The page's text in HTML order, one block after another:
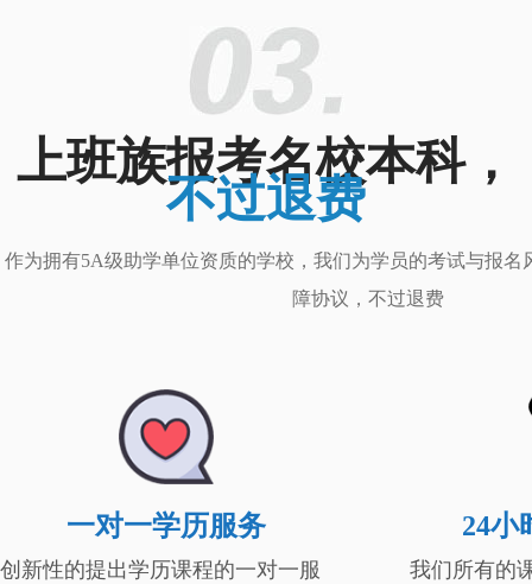
上班族报考名校本科，
不过退费
作为拥有5A级助学单位资质的学校，我们为学员的考试与报名
障协议，不过退费
一对一学历服务
创新性的提出学历课程的一对一服
24小
我们所有的